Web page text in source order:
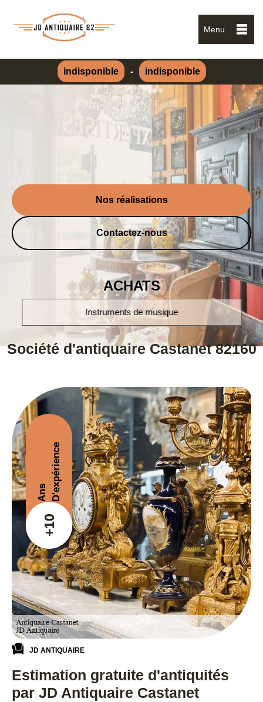
Menu
indisponible - indisponible
Nos réalisations
Contactez-nous
ACHATS
montres poignet et à gousset
Société d'antiquaire Castanet 82160
+10
Ans D'expérience
JD ANTIQUAIRE
Estimation gratuite d'antiquités
par JD Antiquaire Castanet